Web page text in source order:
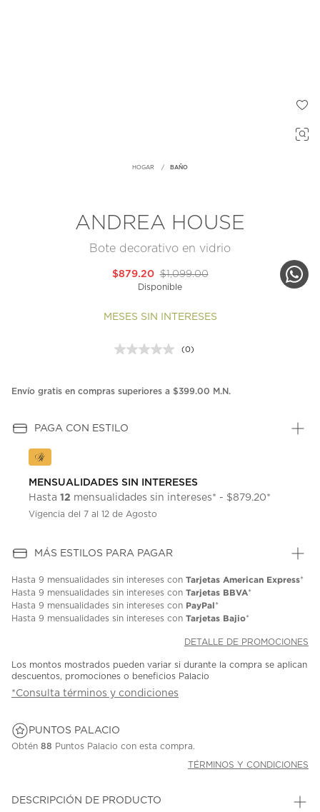
HOGAR BAÑO
ANDREA HOUSE
Bote decorativo en vidrio
$1,099.00
$879.20
Disponible
MESES SIN INTERESES
Sin
en
(0)
Envío gratis en compras superiores a $399.00 M.N.
PAGA CON ESTILO
MENSUALIDADES SIN INTERESES
Hasta 12 mensualidades sin intereses* - $879.20*
Vigencia del 7 al 12 de Agosto
MÁS ESTILOS PARA PAGAR
Hasta 9 mensualidades sin intereses con Tarjetas American Express*
Hasta 9 mensualidades sin intereses con Tarjetas BBVA*
Hasta 9 mensualidades sin intereses con PayPal*
Hasta 9 mensualidades sin intereses con Tarjetas Bajio*
DETALLE DE PROMOCIONES
Los montos mostrados pueden variar si durante la compra se aplican
descuentos, promociones o beneficios Palacio
*Consulta términos y condiciones
PUNTOS PALACIO
Obtén 88 Puntos Palacio con esta compra.
TÉRMINOS Y CONDICIONES
DESCRIPCIÓN DE PRODUCTO